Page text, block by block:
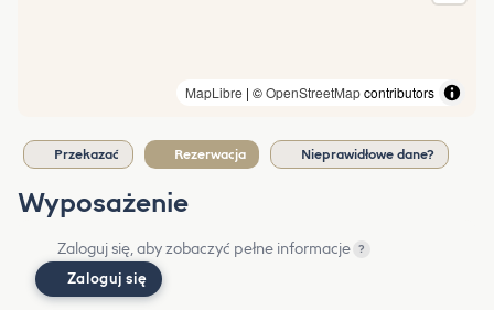
MapLibre | ©OpenStreetMapcontributors
Przekazać Rezerwacja Nieprawidłowe dane?
Wyposażenie
Zaloguj się, aby zobaczyć pełne informacje ?
Zaloguj się